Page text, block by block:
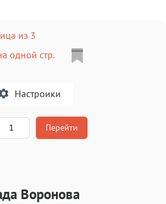
из 3
одной стр.
Настроики
Перейти
Воронова